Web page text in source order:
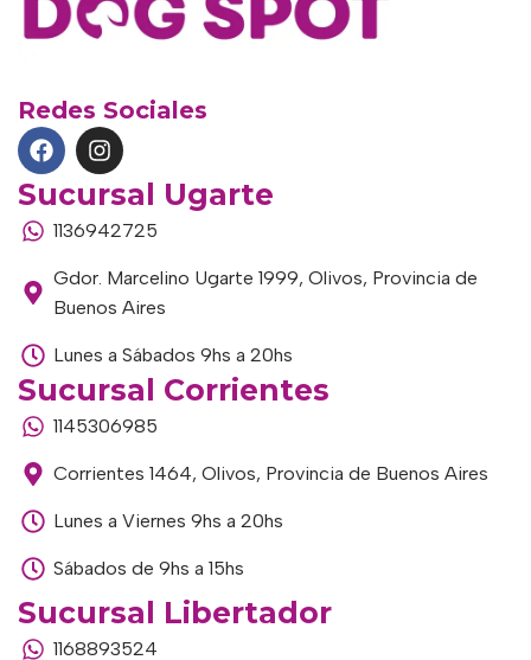
Redes Sociales
Sucursal Ugarte
1136942725
Gdor. Marcelino Ugarte 1999, Olivos, Provincia de
Buenos Aires
Lunes a Sábados 9hs a 20hs
Sucursal Corrientes
1145306985
Corrientes 1464, Olivos, Provincia de Buenos Aires
Lunes a Viernes 9hs a 20hs
Sábados de 9hs a 15hs
Sucursal Libertador
1168893524